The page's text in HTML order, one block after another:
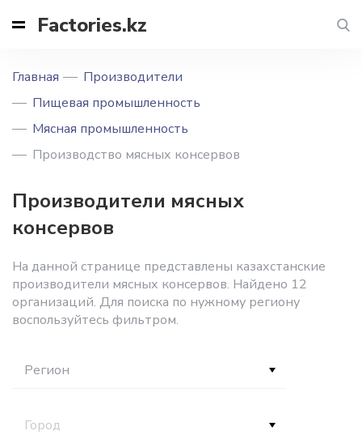
Factories.kz
Главная
Производители
Пищевая промышленность
Мясная промышленность
Производство мясных консервов
Производители мясных
консервов
На данной странице представлены казахстанские
производители мясных консервов. Найдено 12
организаций. Для поиска по нужному региону
воспользуйтесь фильтром.
Регион
Город